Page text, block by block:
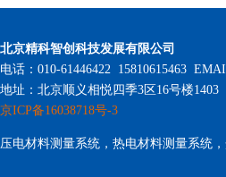
北京精科智创科技发展有限公司
电话：010-61446422 15810615463
地址：北京顺义相悦四季3区16号楼1403
京ICP备16038718号-3
压电材料测量系统，热电材料测量系统